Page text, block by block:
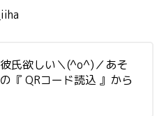
氏欲しい＼(^o^)／あそ
『 QRコード読込 』から